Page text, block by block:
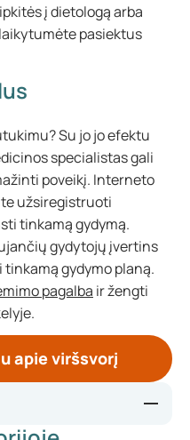
į dietologą arba
pasiektus
Su jo jo efektu
specialistas gali
poveikį. Interneto
užsiregistruoti
tinkamą gydymą.
gydytojų įvertins
gydymo planą.
pagalba ir žengti
apie viršsvorį